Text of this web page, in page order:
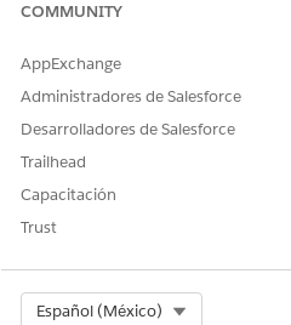
COMMUNITY
AppExchange
Administradores de Salesforce
Desarrolladores de Salesforce
Trailhead
Capacitación
Trust
Español (México)